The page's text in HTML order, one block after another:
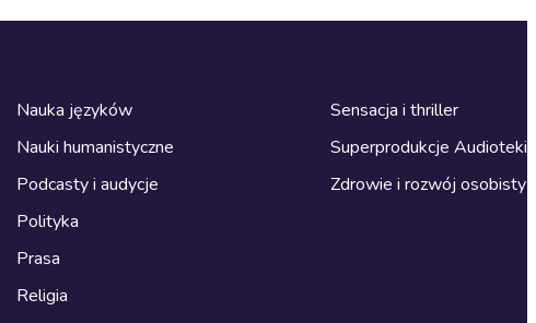
Nauka języków
Nauki humanistyczne
Podcasty i audycje
Polityka
Prasa
Religia
Sensacja i thriller
Superprodukcje Audioteki
Zdrowie i rozwój osobisty